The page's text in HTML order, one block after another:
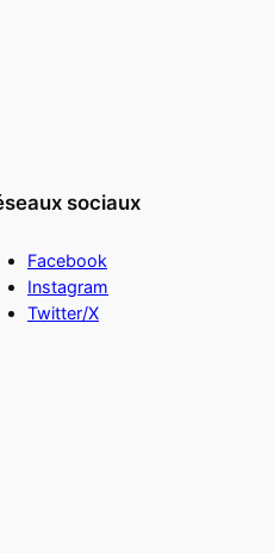
sociaux
Facebook
Instagram
Twitter/X